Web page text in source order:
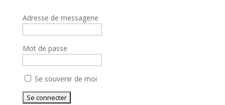
Adresse de messagerie
Mot de passe
Se souvenir de moi